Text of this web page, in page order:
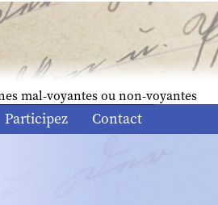
mal-voyantes ou non-voyantes
Participez Contact